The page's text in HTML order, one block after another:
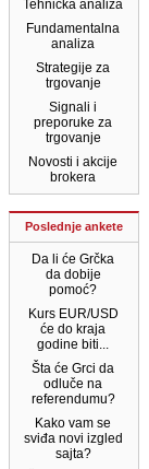
Tehnička analiza
Fundamentalna
analiza
Strategije za
trgovanje
Signali i
preporuke za
trgovanje
Novosti i akcije
brokera
Poslednje ankete
Da li će Grčka
da dobije
pomoć?
Kurs EUR/USD
će do kraja
godine biti...
Šta će Grci da
odluče na
referendumu?
Kako vam se
sviđa novi izgled
sajta?